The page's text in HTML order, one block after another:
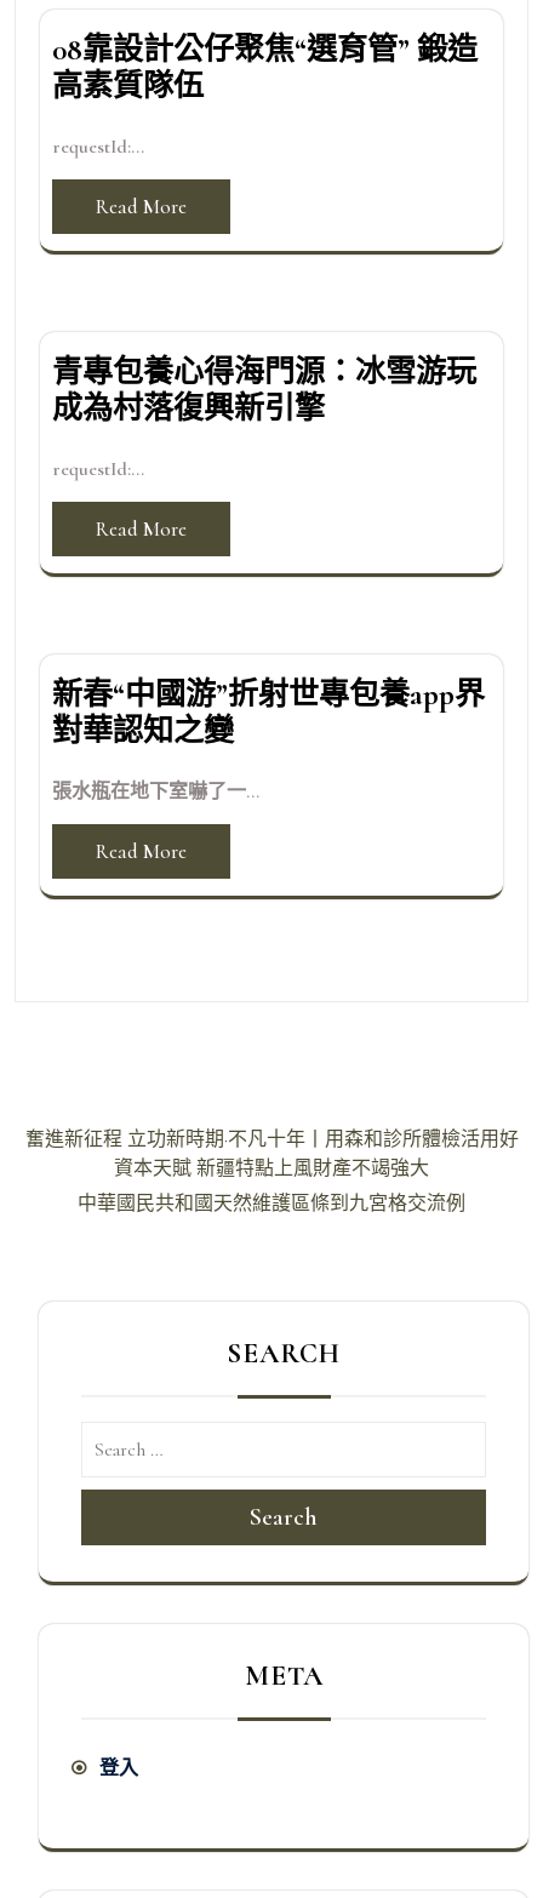
08靠設計公仔聚焦“選育管” 鍛造
高素質隊伍
requestId:...
Read More
青專包養心得海門源：冰雪游玩
成為村落復興新引擎
requestId:...
Read More
新春“中國游”折射世專包養app界
對華認知之變
張水瓶在地下室嚇了一...
Read More
文
奮進新征程 立功新時期·不凡十年丨用森和診所體檢活用好
資本天賦 新疆特點上風財產不竭強大
中華國民共和國天然維護區條到九宮格交流例
SEARCH
Search
META
登入